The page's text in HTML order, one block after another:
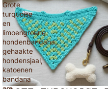
Grote
turquoise
en
limoengroene
hondenbandana,
gehaakte
hondensjaal,
katoenen
bandana